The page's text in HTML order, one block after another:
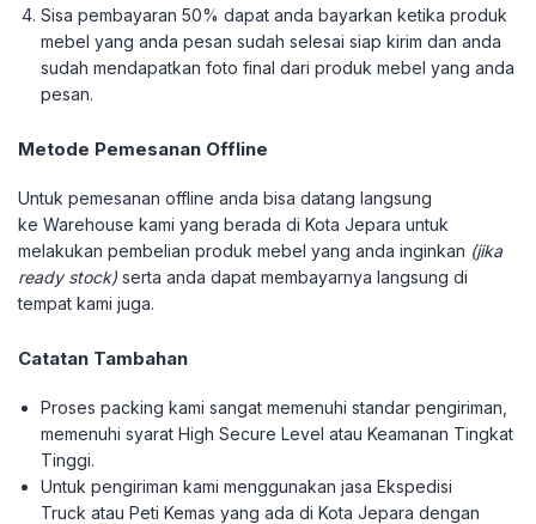
Sisa pembayaran 50% dapat anda bayarkan ketika produk
mebel yang anda pesan sudah selesai siap kirim dan anda
sudah mendapatkan foto final dari produk mebel yang anda
pesan.
Metode Pemesanan Offline
Untuk pemesanan offline anda bisa datang langsung
ke Warehouse kami yang berada di Kota Jepara untuk
melakukan pembelian produk mebel yang anda inginkan (jika
ready stock) serta anda dapat membayarnya langsung di
tempat kami juga.
Catatan Tambahan
Proses packing kami sangat memenuhi standar pengiriman,
memenuhi syarat High Secure Level atau Keamanan Tingkat
Tinggi.
Untuk pengiriman kami menggunakan jasa Ekspedisi
Truck atau Peti Kemas yang ada di Kota Jepara dengan